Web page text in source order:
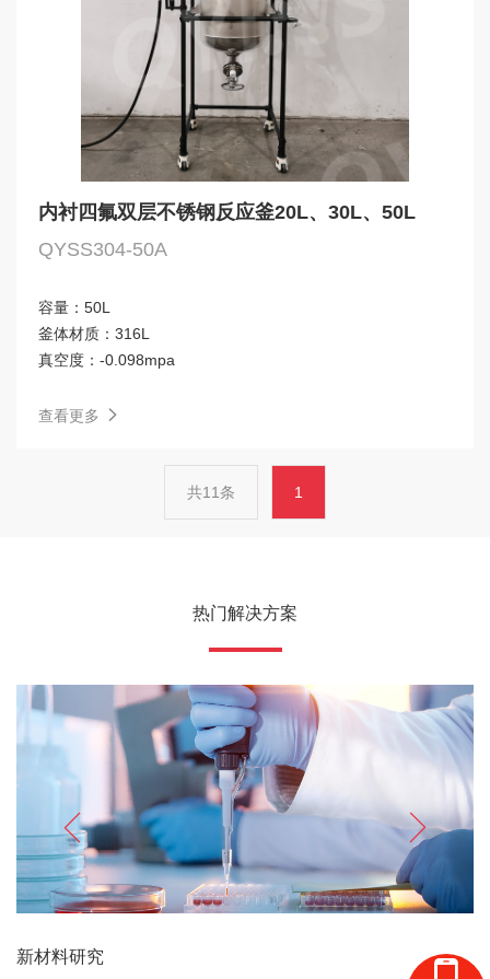
内衬四氟双层不锈钢反应釜20L、30L、50L
QYSS304-50A
容量： 50L
釜体材质： 316L
真空度： -0.098mpa
查看更多
共11条 1
热门解决方案
新材料研究